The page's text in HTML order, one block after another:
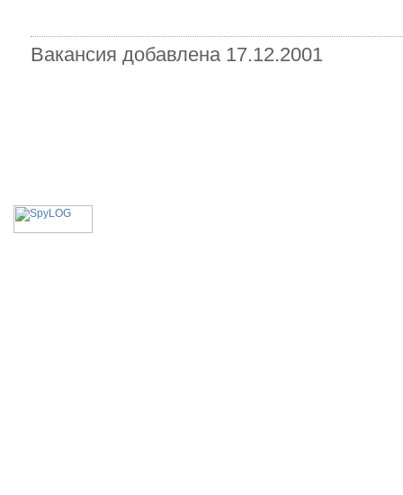
Вакансия добавлена 17.12.2001